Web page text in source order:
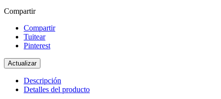
Compartir
Compartir
Tuitear
Pinterest
Descripción
Detalles del producto